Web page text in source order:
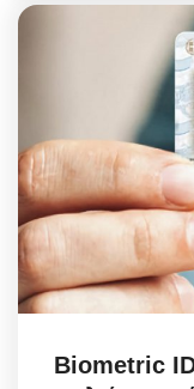
Biometric